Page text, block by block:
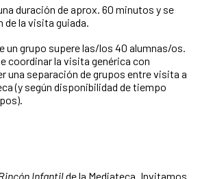
duración de aprox. 60 minutos y se
de la visita guiada.
un grupo supere las/los 40 alumnas/os.
coordinar la visita genérica con
una separación de grupos entre visita a
(y según disponibilidad de tiempo
Infantilde la Mediateca. Invitamos